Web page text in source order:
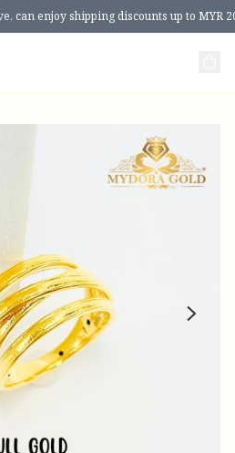
can enjoy shipping discounts up to MYR